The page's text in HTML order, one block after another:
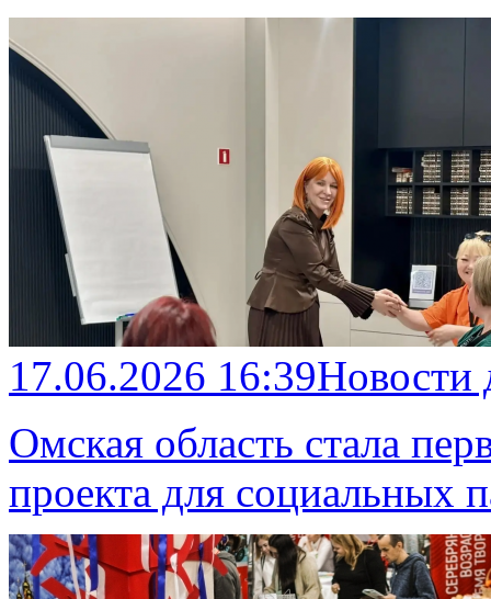
17.06.2026 16:39
Омская область стала
проекта для социальных